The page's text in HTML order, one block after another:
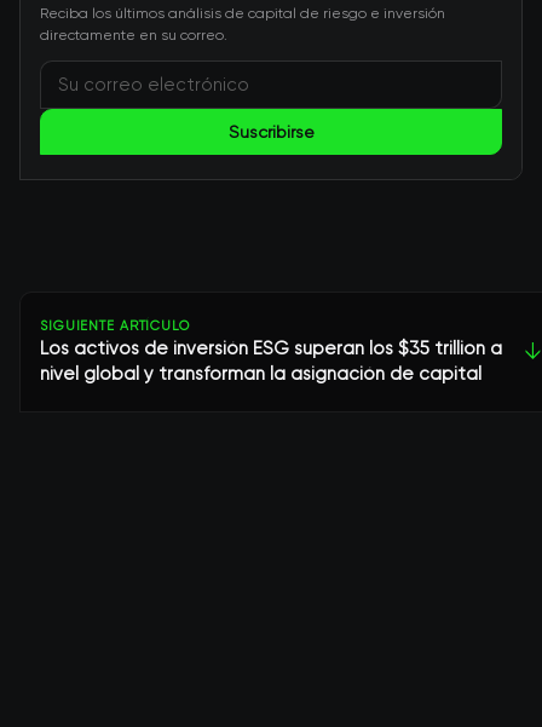
Reciba los últimos análisis de capital de riesgo e inversión
directamente en su correo.
Suscribirse
SIGUIENTE ARTÍCULO
Los activos de inversión ESG superan los $35 trillion a
nivel global y transforman la asignación de capital
↓